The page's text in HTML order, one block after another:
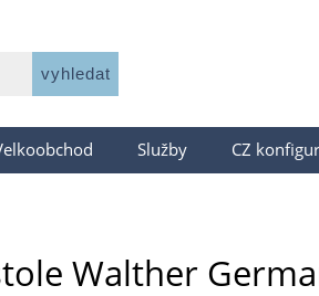
Služby CZ
Walther